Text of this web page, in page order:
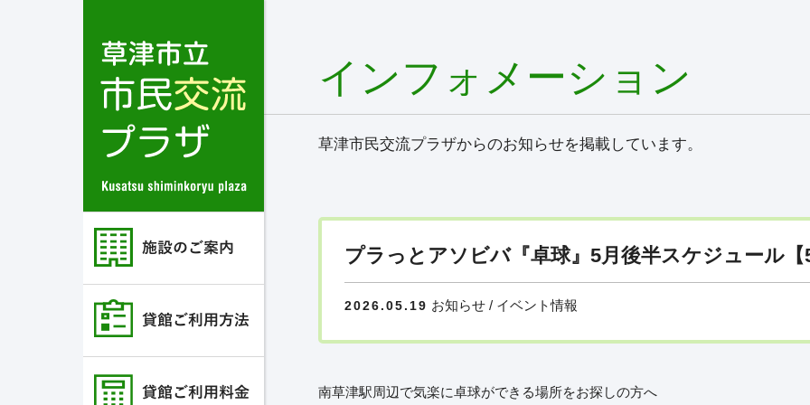
インフォメーション
草津市民交流プラザからのお知らせを掲載しています。
プラっとアソビバ『卓球』5月後半スケジュール【
2026.05.19 お知らせ / イベント情報
南草津駅周辺で気楽に卓球ができる場所をお探しの方へ